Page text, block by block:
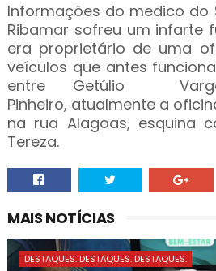
Informações do medico do
Ribamar sofreu um infarte
era proprietário de uma
veículos que antes
entre Getúlio
Pinheiro, atualmente a
na rua Alagoas, esquina
Tereza.
MAIS NOTÍCIAS
DESTAQUES. DESTAQUES. DESTAQUES.